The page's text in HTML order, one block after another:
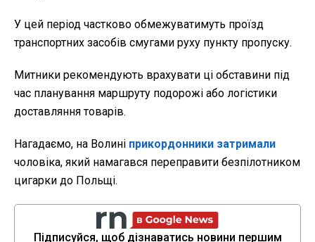
У цей період частково обмежуватимуть проїзд
транспортних засобів смугами руху пункту пропуску.
Митники рекомендують врахувати ці обставини під
час планування маршруту подорожі або логістики
доставляння товарів.
Нагадаємо, на Волині прикордонники затримали
чоловіка, який намагався переправити безпілотником
цигарки до Польщі.
Підписуйся, щоб дізнаватись новини першим